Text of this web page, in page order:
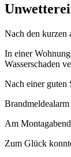
Nach den kurzen
In einer
Wasserschaden
Nach einer guten
Am
Zum Glück